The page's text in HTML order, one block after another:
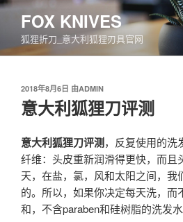
跳
容
FOX KNIVES
狐狸折刀_意大利狐狸刃具官网
发
布
于
2018年8月6日 由ADMIN
意大利狐狸刀评测
意大利狐狸刀评测，反复使用的洗
纤维：头皮重新润滑得更快，而且
天，在盐，氯，风和太阳之间，我
的。所以，如果你决定每天洗，而
和，不含paraben和硅树脂的洗发水